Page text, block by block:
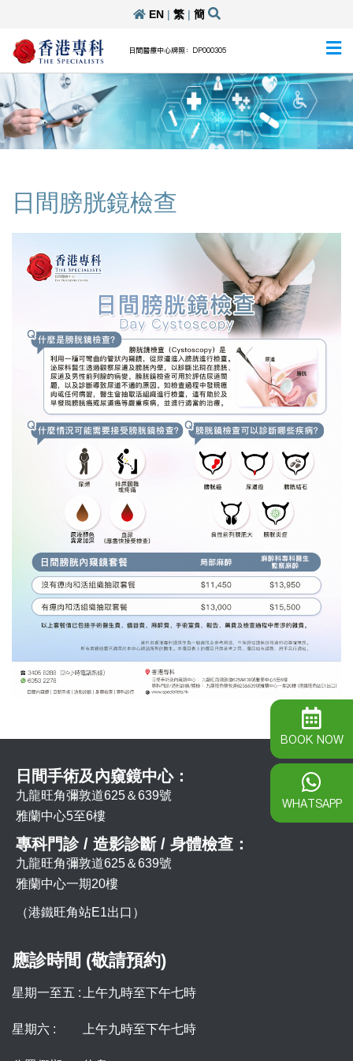
EN| 繁| 簡
日間醫療中心牌照：DP000305
日間膀胱鏡檢查
日間手術及內窺鏡中心：
九龍旺角彌敦道625＆639號
雅蘭中心5至6樓
專科門診 / 造影診斷 / 身體檢查：
九龍旺角彌敦道625＆639號
雅蘭中心一期20樓
（港鐵旺角站E1出口）
應診時間 (敬請預約)
星期一至五 : 上午九時至下午七時
星期六 : 上午九時至下午七時
BOOK NOW
WHATSAPP